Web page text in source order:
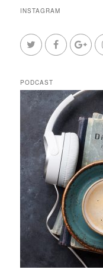
INSTAGRAM
PODCAST